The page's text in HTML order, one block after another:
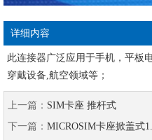
详细内容
此连接器广泛应用于手机，平板
穿戴设备,航空领域等；
上一篇： SIM卡座 推杆式
下一篇： MICROSIM卡座掀盖式